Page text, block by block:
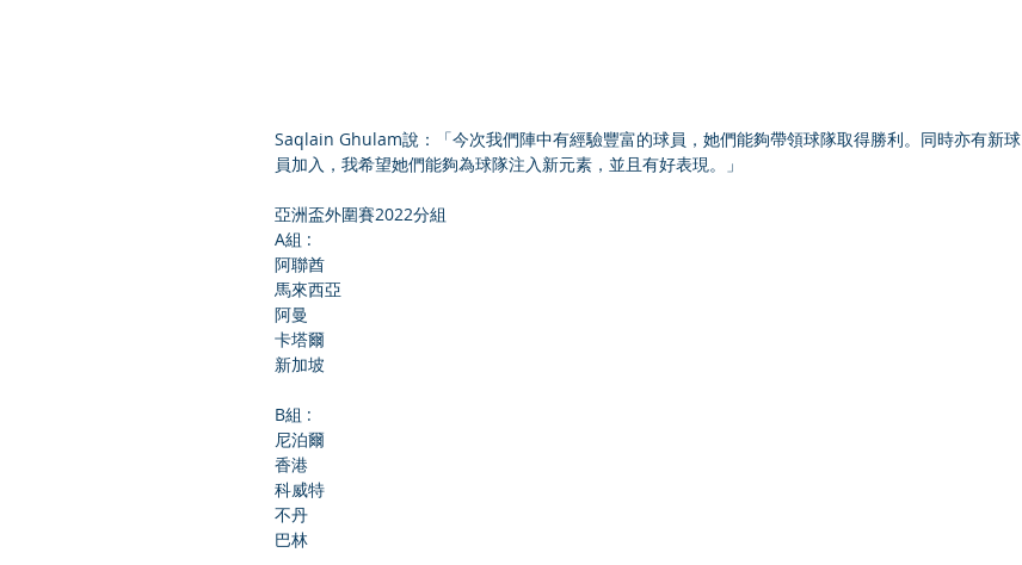
Saqlain Ghulam說：「今次我們陣中有經驗豐富的球員，她們能夠帶領球隊取得勝利。同時亦有新球
員加入，我希望她們能夠為球隊注入新元素，並且有好表現。」
亞洲盃外圍賽2022分組
A組 :
阿聯酋
馬來西亞
阿曼
卡塔爾
新加坡
B組 :
尼泊爾
香港
科威特
不丹
巴林